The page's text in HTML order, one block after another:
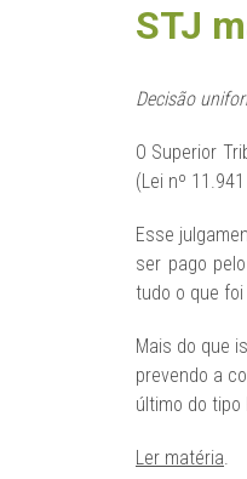
STJ
Decisão
O Superior
(Lei nº
Esse
ser pago
tudo o que
Mais do que
prevendo a
último do tipo
Ler matéria